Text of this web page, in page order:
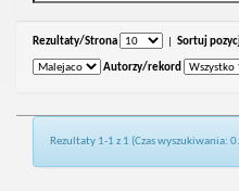
Rezultaty/Strona Sortuj
Autorzy/rekord
Rezultaty 1-1 z 1 (Czas wyszukiwania: